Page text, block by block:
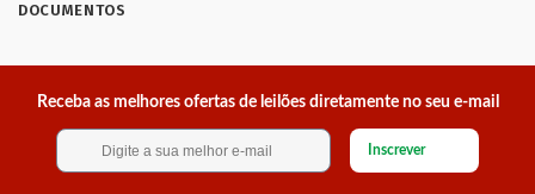
DOCUMENTOS
Receba as melhores ofertas de leilões diretamente no seu e-mail
Inscrever